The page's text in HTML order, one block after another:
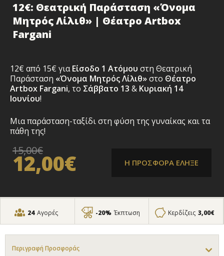
12€: Θεατρική Παράσταση «Όνομα
Μητρός Λίλιθ» | Θέατρο Artbox
Fargani
12€ από 15€ γιαΕίσοδο 1 Ατόμου στη Θεατρική
Παράσταση «Όνομα Μητρός Λίλιθ»στο Θέατρο
Artbox Fargani, το Σάββατο 13 & Κυριακή 14
Ιουνίου!
Μια παράσταση-ταξίδι στη φύση της γυναίκας και τα
πάθη της!
15,00€
12,00€ Η ΠΡΟΣΦΟΡΑ ΕΛΗΞΕ
24 Αγορές -20% Έκπτωση Κερδίζεις 3,00€
Περιγραφή Προσφοράς